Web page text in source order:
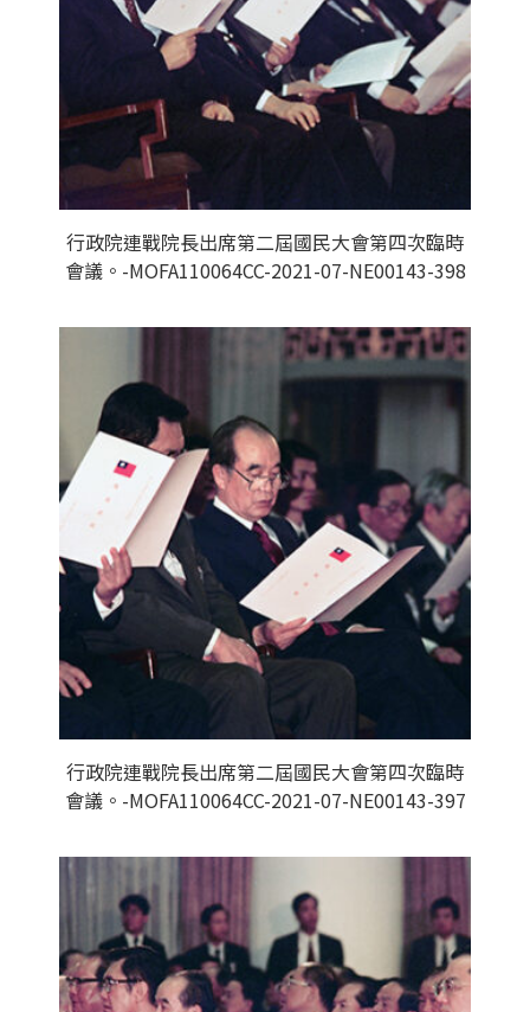
行政院連戰院長出席第二屆國民大會第四次臨時
會議。-MOFA110064CC-2021-07-NE00143-398
行政院連戰院長出席第二屆國民大會第四次臨時
會議。-MOFA110064CC-2021-07-NE00143-397